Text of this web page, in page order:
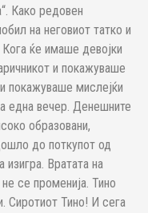
Како редовен
на неговиот татко и
ќе имаше девојки
и покажуваше
покажуваше мислејќи
една вечер. Денешните
образовани,
до поткупот од
Вратата на
се променија. Тино
Сиротиот Тино! И сега